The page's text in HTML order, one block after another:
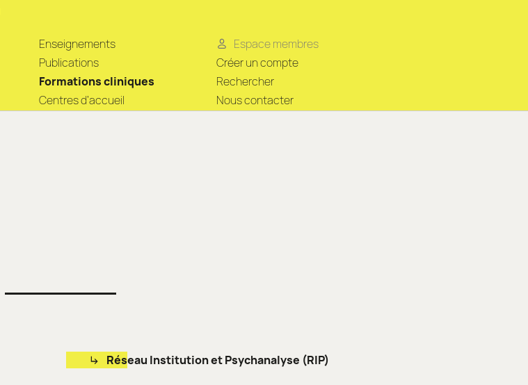
Enseignements
Publications
Formations cliniques
Centres d’accueil
Espace membres
Créer un compte
Rechercher
Nous contacter
Réseau Institution et Psychanalyse (RIP)